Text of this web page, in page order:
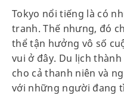
Tokyo nổi tiếng là có
tranh. Thế nhưng, đó
thể tận hưởng vô số
vui ở đây. Du lịch
cho cả thanh niên và
với những người đang